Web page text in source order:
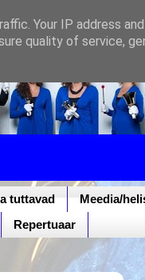
tuttavad Meedia/
Repertuaar
Your IP address
quality of service,